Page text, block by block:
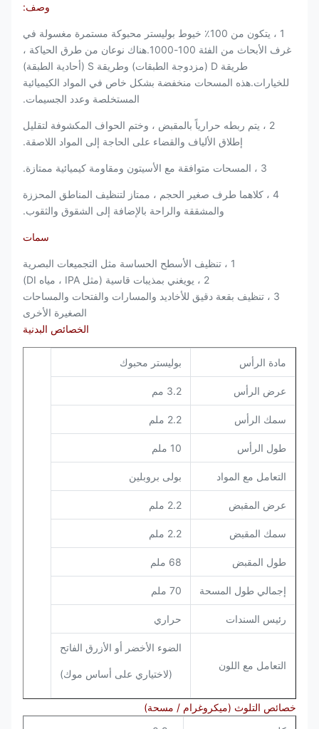
وصف:
1 ، يتكون من 100٪ خيوط بوليستر محبوكة مستمرة مغسولة في
غرف الأبحاث من الفئة 100-1000.هناك نوعان من طرق الحياكة ،
طريقة D (مزدوجة الطبقات) وطريقة S (أحادية الطبقة)
للخيارات.هذه المسحات منخفضة بشكل خاص في المواد الكيميائية
المستخلصة وعدد الجسيمات.
2 ، يتم ربطه حرارياً بالمقبض ، وختم الحواف المكشوفة لتقليل
إطلاق الألياف والقضاء على الحاجة إلى المواد اللاصقة.
3 ، المسحات متوافقة مع الأسيتون ومقاومة كيميائية ممتازة.
4 ، كلاهما طرف صغير الحجم ، ممتاز لتنظيف المناطق المحززة
والمشققة والراحة بالإضافة إلى الشقوق والثقوب.
سمات
1 ، تنظيف الأسطح الحساسة مثل التجميعات البصرية
2 ، يو
يغني بمذيبات قاسية (مثل IPA ، مياه DI
)
3 ،
تنظيف بقعة دقيق للأخاديد والمسارات والفتحات والمساحات
الصغيرة الأخرى
الخصائص البدنية
مادة الرأس بوليستر محبوك
عرض الرأس 3.2 مم
سمك الرأس 2.2 ملم
طول الرأس 10 ملم
التعامل مع المواد بولى بروبلين
عرض المقبض 2.2 ملم
سمك المقبض 2.2 ملم
طول المقبض 68 ملم
إجمالي طول المسحة 70 ملم
رئيس السندات حراري
التعامل مع اللون
الضوء الأخضر أو ​​الأزرق الفاتح
(لاختياري على أساس موك)
خصائص التلوث (ميكروغرام / مسحة)